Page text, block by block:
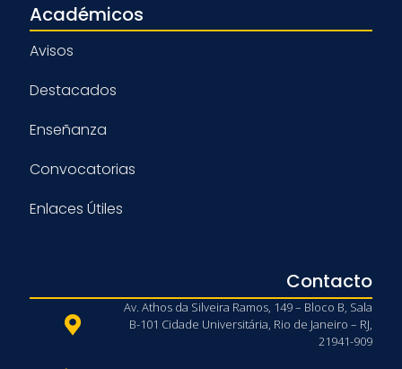
Académicos
Avisos
Destacados
Enseñanza
Convocatorias
Enlaces Útiles
Contacto
Av. Athos da Silveira Ramos, 149 – Bloco B, Sala
B-101 Cidade Universitária, Rio de Janeiro – RJ,
21941-909